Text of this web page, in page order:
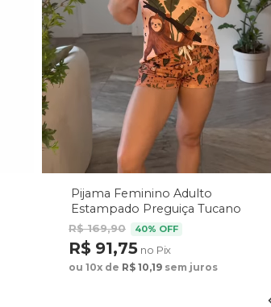
Pijama Feminino Adulto
Estampado Preguiça Tucano
Fundo Marrom
R$ 169,90 40% OFF
R$ 91,75 no Pix
ou 10x de R$ 10,19 sem juros